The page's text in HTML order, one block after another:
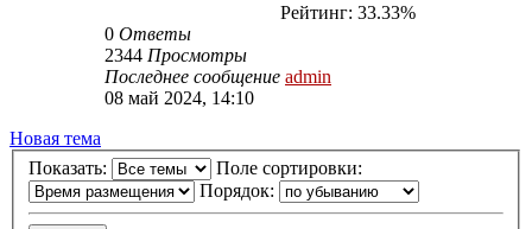
Рейтинг: 33.33%
0 Ответы
2344 Просмотры
Последнее сообщение admin
08 май 2024, 14:10
Новая тема
Показать:
Поле сортировки:
Порядок: